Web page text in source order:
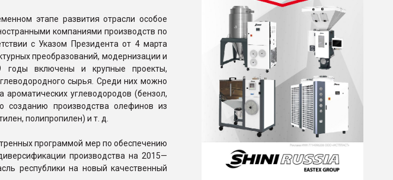
этапе развития отрасли особое
компаниями производств по
с Указом Президента от 4 марта
преобразований, модернизации и
годы включены и крупные проекты,
сырья. Среди них можно
углеводородов (бензол,
созданию производства олефинов из
полипропилен) и т. д.
программой мер по обеспечению
производства на 2015—
республики на новый качественный